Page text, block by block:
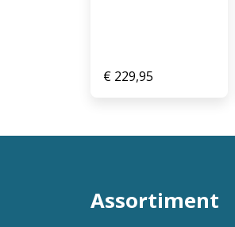
€ 229,95
Assortiment